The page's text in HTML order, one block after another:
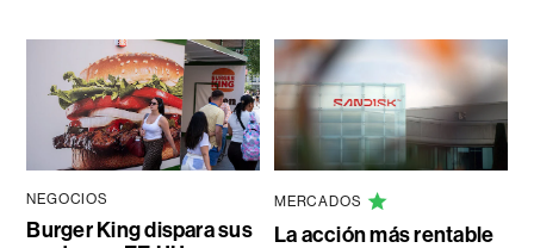
NEGOCIOS
Burger King dispara sus
MERCADOS
La acción más rentable